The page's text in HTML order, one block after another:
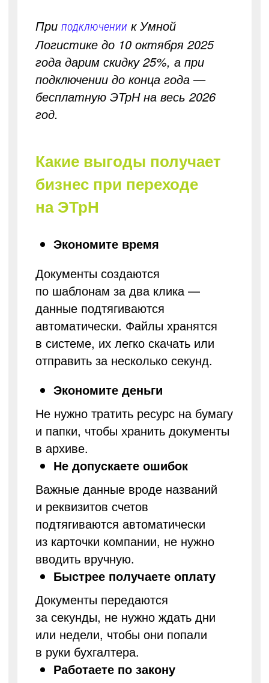
При подключении к Умной
Логистике до 10 октября 2025
года дарим скидку 25%, а при
подключении до конца года —
бесплатную ЭТрН на весь 2026
год.
Какие выгоды получает
бизнес при переходе
на ЭТрН
Экономите время
Документы создаются
по шаблонам за два клика —
данные подтягиваются
автоматически. Файлы хранятся
в системе, их легко скачать или
отправить за несколько секунд.
Экономите деньги
Не нужно тратить ресурс на бумагу
и папки, чтобы хранить документы
в архиве.
Не допускаете ошибок
Важные данные вроде названий
и реквизитов счетов
подтягиваются автоматически
из карточки компании, не нужно
вводить вручную.
Быстрее получаете оплату
Документы передаются
за секунды, не нужно ждать дни
или недели, чтобы они попали
в руки бухгалтера.
Работаете по закону